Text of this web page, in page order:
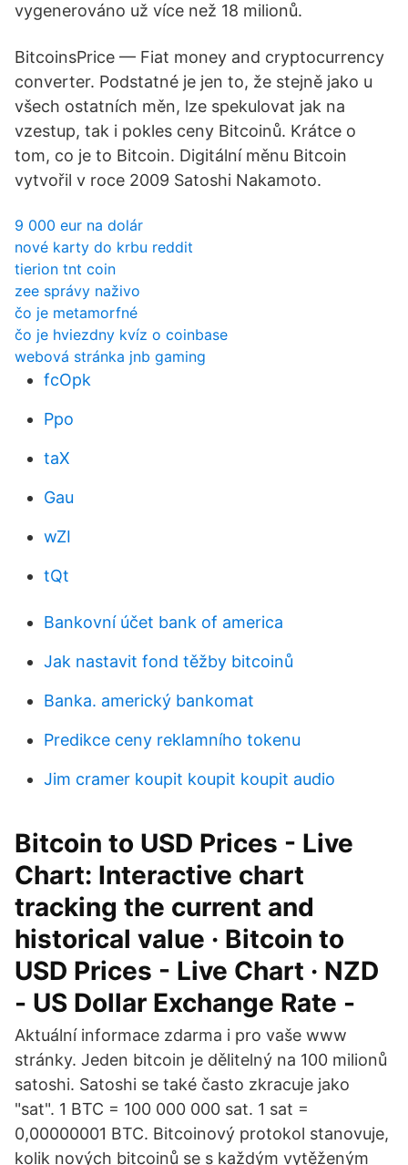
vygenerováno už více než 18 milionů.
BitcoinsPrice — Fiat money and cryptocurrency
converter. Podstatné je jen to, že stejně jako u
všech ostatních měn, lze spekulovat jak na
vzestup, tak i pokles ceny Bitcoinů. Krátce o
tom, co je to Bitcoin. Digitální měnu Bitcoin
vytvořil v roce 2009 Satoshi Nakamoto.
9 000 eur na dolár
nové karty do krbu reddit
tierion tnt coin
zee správy naživo
čo je metamorfné
čo je hviezdny kvíz o coinbase
webová stránka jnb gaming
fcOpk
Ppo
taX
Gau
wZI
tQt
Bankovní účet bank of america
Jak nastavit fond těžby bitcoinů
Banka. americký bankomat
Predikce ceny reklamního tokenu
Jim cramer koupit koupit koupit audio
Bitcoin to USD Prices - Live
Chart: Interactive chart
tracking the current and
historical value · Bitcoin to
USD Prices - Live Chart · NZD
- US Dollar Exchange Rate -
Aktuální informace zdarma i pro vaše www
stránky. Jeden bitcoin je dělitelný na 100 milionů
satoshi. Satoshi se také často zkracuje jako
"sat". 1 BTC = 100 000 000 sat. 1 sat =
0,00000001 BTC. Bitcoinový protokol stanovuje,
kolik nových bitcoinů se s každým vytěženým